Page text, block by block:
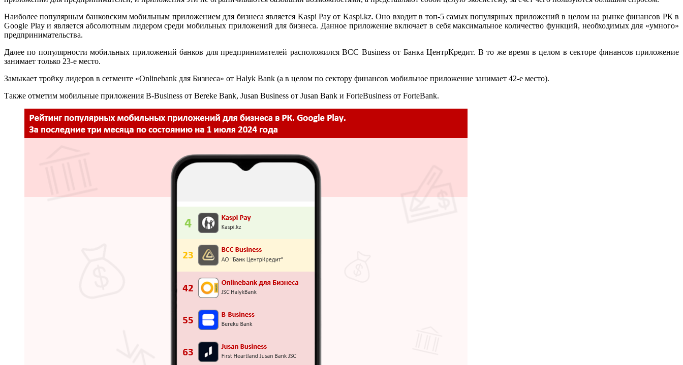
Наиболее популярным банковским мобильным приложением для бизнеса является Kaspi Pay от Kaspi.kz. Оно входит в топ-5 самых популярных приложений в целом на рынке финансов РК в
Google Play и является абсолютным лидером среди мобильных приложений для бизнеса. Данное приложение включает в себя максимальное количество функций, необходимых для «умного»
предпринимательства.
Далее по популярности мобильных приложений банков для предпринимателей расположился BCC Business от Банка ЦентрКредит. В то же время в целом в секторе финансов приложение
занимает только 23-е место.
Замыкает тройку лидеров в сегменте «Onlinebank для Бизнеса» от Halyk Bank (а в целом по сектору финансов мобильное приложение занимает 42-е место).
Также отметим мобильные приложения B-Business от Bereke Bank, Jusan Business от Jusan Bank и ForteBusiness от ForteBank.